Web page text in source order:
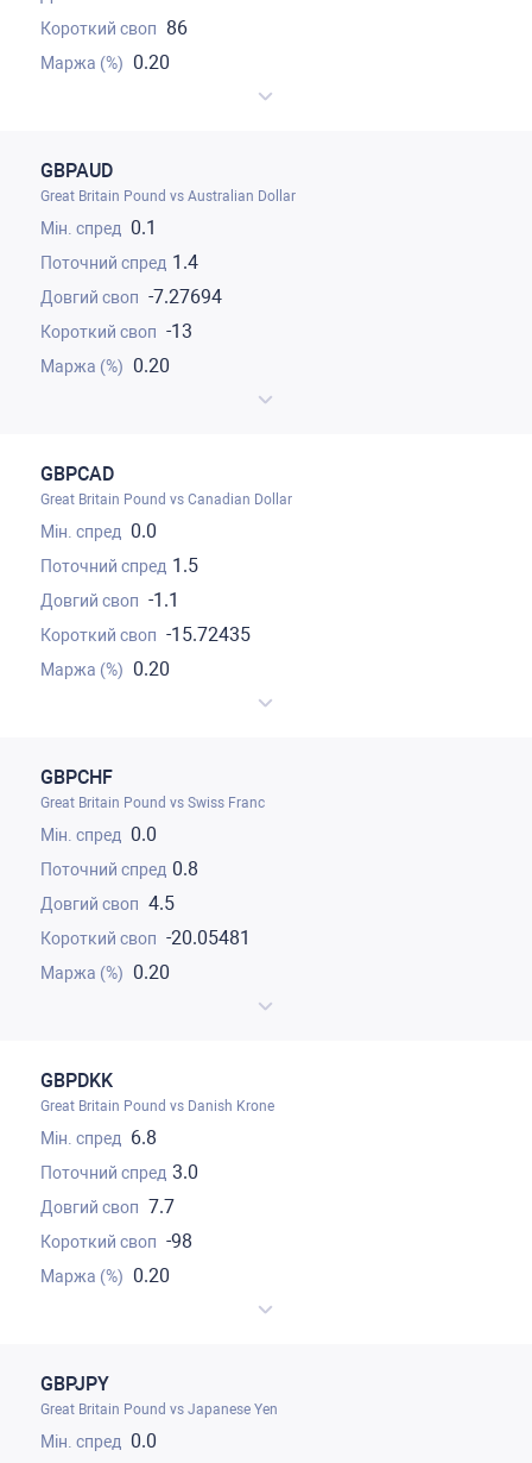
86
0.20
GBPAUD
Great Britain Pound vs Australian Dollar
0.1
1.4
-7.27694
-13
0.20
GBPCAD
Great Britain Pound vs Canadian Dollar
0.0
1.5
-1.1
-15.72435
0.20
GBPCHF
Great Britain Pound vs Swiss Franc
0.0
0.8
4.5
-20.05481
0.20
GBPDKK
Great Britain Pound vs Danish Krone
6.8
3.0
7.7
-98
0.20
GBPJPY
Great Britain Pound vs Japanese Yen
0.0